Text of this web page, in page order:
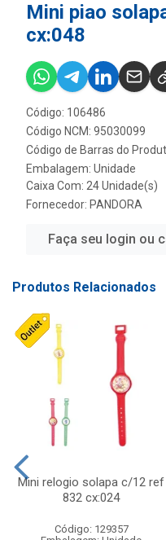
Mini piao
cx:048
Código: 106486
Código NCM: 95030099
Código de Barras do
Embalagem: Unidade
Caixa Com: 24 Unidade(s)
Fornecedor: PANDORA
Faça seu login ou
Produtos Relacionados
Mini relogio solapa c/12 ref
832 cx:024
Código: 129357